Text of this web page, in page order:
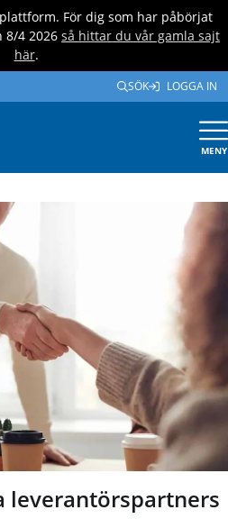
För dig som har påbörjat
4 2026 så hittar du vår gamla sajt
här.
SÖK LOGGA IN
MENY
leverantörspartners